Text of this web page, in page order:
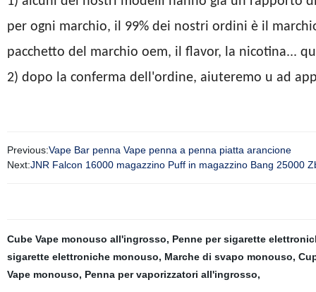
per ogni marchio, il 99% dei nostri ordini è il
pacchetto del marchio oem, il flavor, la nicotina...
2) dopo la conferma dell'ordine, aiuteremo u ad
Previous:Vape Bar penna Vape penna a penna piatta arancione
Next:JNR Falcon 16000 magazzino Puff in magazzino Bang 25000
Cube Vape monouso all'ingrosso, Penne per sigarette
sigarette elettroniche monouso, Marche di svapo monouso,
Vape monouso, Penna per vaporizzatori all'ingrosso,